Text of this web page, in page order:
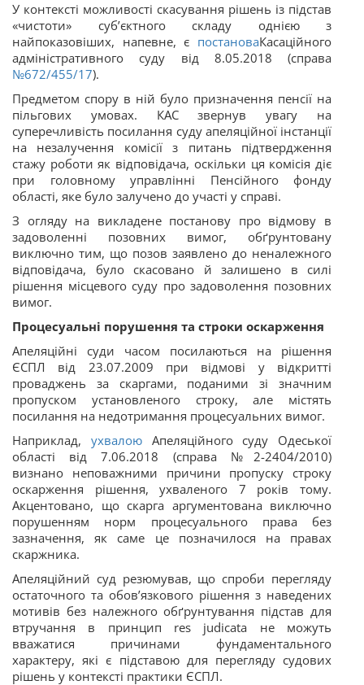
У контексті можливості скасування рішень із підстав
«чистоти» суб’єктного складу однією з
найпоказовіших, напевне, є постановаКасаційного
адміністративного суду від 8.05.2018 (справа
№672/455/17).
Предметом спору в ній було призначення пенсії на
пільгових умовах. КАС звернув увагу на
суперечливість посилання суду апеляційної інстанції
на незалучення комісії з питань підтвердження
стажу роботи як відповідача, оскільки ця комісія діє
при головному управлінні Пенсійного фонду
області, яке було залучено до участі у справі.
З огляду на викладене постанову про відмову в
задоволенні позовних вимог, обґрунтовану
виключно тим, що позов заявлено до неналежного
відповідача, було скасовано й залишено в силі
рішення місцевого суду про задоволення позовних
вимог.
Процесуальні порушення та строки оскарження
Апеляційні суди часом посилаються на рішення
ЄСПЛ від 23.07.2009 при відмові у відкритті
проваджень за скаргами, поданими зі значним
пропуском установленого строку, але містять
посилання на недотримання процесуальних вимог.
Наприклад, ухвалоюАпеляційного суду Одеської
області від 7.06.2018 (справа №2-2404/2010)
визнано неповажними причини пропуску строку
оскарження рішення, ухваленого 7 років тому.
Акцентовано, що скарга аргументована виключно
порушенням норм процесуального права без
зазначення, як саме це позначилося на правах
скаржника.
Апеляційний суд резюмував, що спроби перегляду
остаточного та обов’язкового рішення з наведених
мотивів без належного обґрунтування підстав для
втручання в принцип res judicata не можуть
вважатися причинами фундаментального
характеру, які є підставою для перегляду судових
рішень у контексті практики ЄСПЛ.